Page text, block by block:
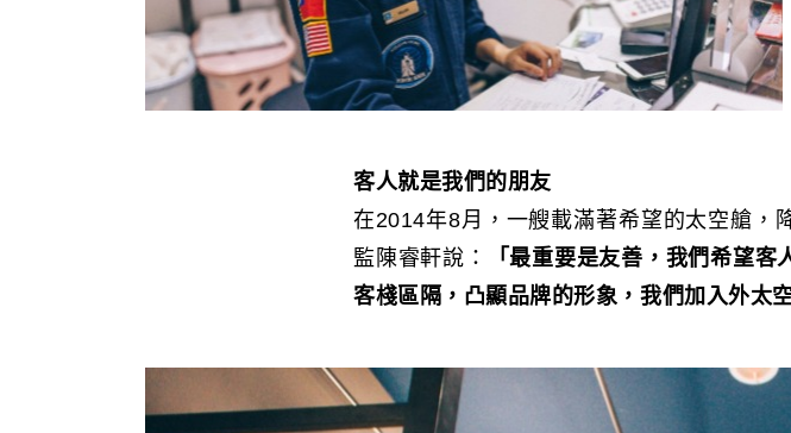
客人就是我們的朋友
在2014年8月，一艘載滿著希望的太空艙，
監陳睿軒說：
「最重要是友善，我們希望
客棧區隔，凸顯品牌的形象，我們加入外太